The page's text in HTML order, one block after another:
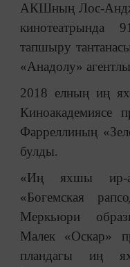
АКШның Лос-
кинотеатрында
тапшыру
«Анадолу»
2018 елның иң
Киноакадемиясе
Фарреллиның
булды.
«Иң яхшы ир-ат
«Богемская
Меркьюри
Малек «Оскар»
пландагы иң